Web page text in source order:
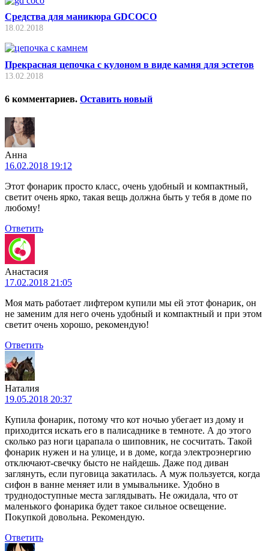
Средства для маникюра GDCOCO
18.02.2018
Прекрасная цепочка с кулоном в виде камня для эстетов
13.02.2018
6 комментариев. Оставить новый
Анна
16.02.2018 19:12
Этот фонарик просто класс, очень удобный и компактный,
светит очень ярко, такая вещь должна быть у тебя в доме по
любому!
Ответить
Анастасия
17.02.2018 21:05
Моя мать работает лифтером купили мы ей этот фонарик, он
не заменим для него очень удобный и компактный и при этом
светит очень хорошо, рекомендую!
Ответить
Наталия
19.05.2018 20:37
Купила фонарик, потому что кот ночью убегает из дому и
приходится искать его в палисаднике в темноте. А до этого
сколько раз ноги царапала о шиповник, не сосчитать. Такой
фонарик нужен и на улице, и в доме, когда электроэнергию
отключают-свечку бысто не найдешь. Даже под диван
заглянуть, если пуговица закатилась. А муж пользуется, когда
сифон в ванне меняет или в умывальнике. Удобно в
труднодоступные места заглядывать. Не ожидала, что от
маленького фонарика будет такое сильное освещение.
Покупкой довольна. Рекомендую.
Ответить